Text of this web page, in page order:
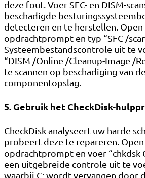
deze fout. Voer SFC- en DISM-
beschadigde
detecteren en te herstellen.
opdrachtprompt en typ “SFC /
Systeembestandscontrole uit te
“DISM /Online /Cleanup-Image /
te scannen op beschadiging van de
componentopslag.
5. Gebruik het CheckDisk-
CheckDisk analyseert uw harde
probeert deze te repareren.
opdrachtprompt en voer “chkdsk
een ​​uitgebreide controle uit te
waarbij C: wordt vervangen door